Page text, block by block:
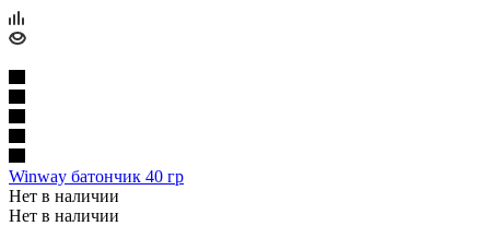
Winway батончик 40 гр
Нет в наличии
Нет в наличии